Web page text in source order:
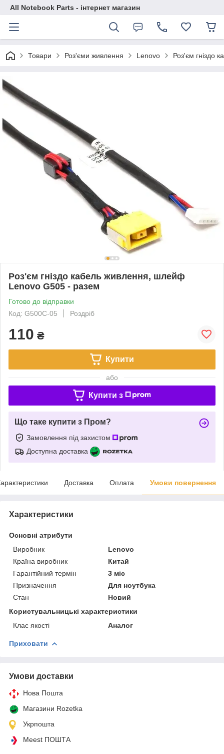
All Notebook Parts - інтернет магазин
Товари Роз'єми живлення Lenovo Роз'єм гніздо
Роз'єм гніздо кабель живлення, шлейф
Lenovo G505 - разем
Готово до відправки
Код: G500C-05
Роздріб
110 ₴
Купити
або
Купити з
Що таке купити з Пром?
Замовлення під захистом
Доступна доставка
Доставка Оплата Умови повернення
Характеристики
Основні атрибути
Виробник
Lenovo
Країна виробник
Китай
Гарантійний термін
3 міс
Призначення
Для ноутбука
Стан
Новий
Користувальницькі характеристики
Клас якості
Аналог
Приховати
Умови доставки
Нова Пошта
Магазини Rozetka
Укрпошта
Meest ПОШТА